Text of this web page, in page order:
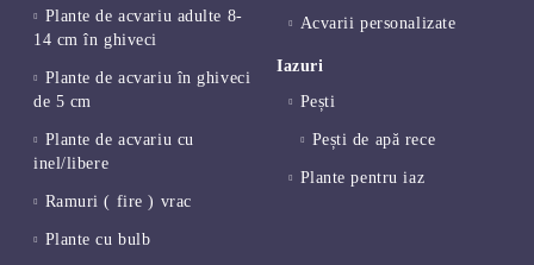
Plante de acvariu adulte 8-
14 cm în ghiveci
Plante de acvariu în ghiveci
de 5 cm
Plante de acvariu cu
inel/libere
Ramuri ( fire ) vrac
Plante cu bulb
Acvarii personalizate
Iazuri
Pești
Pești de apă rece
Plante pentru iaz